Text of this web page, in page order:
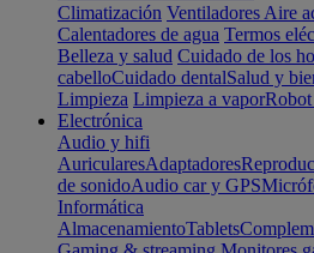
Climatización Ventiladores Aire
Calentadores de agua Termos
Belleza y salud Cuidado de los
cabelloCuidado dentalSalud y
Limpieza Limpieza a vapor
Electrónica
Audio y hifi
AuricularesAdaptadores
de sonidoAudio car y GPS
Informática
AlmacenamientoTablets